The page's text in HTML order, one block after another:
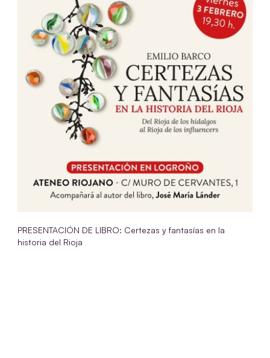
PRESENTACIÓN DE LIBRO: Certezas y fantasías en la
historia del Rioja